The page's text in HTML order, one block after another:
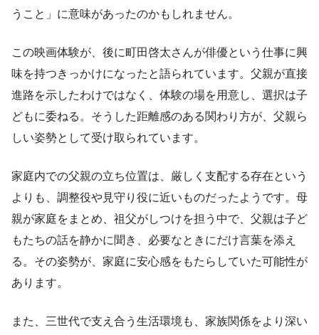
うこと」に意味があったのかもしれません。
この映画体験が、後に町田啓太さんが俳優という仕事に興
味を持つきっかけになったと語られています。父親が直接
進路を示したわけではなく、体験の場を用意し、選択は子
どもに委ねる。そうした距離感のある関わり方が、父親ら
しい姿勢として受け取られています。
家庭内での父親の立ち位置は、厳しく支配する存在という
よりも、調整役や見守り役に近いものだったようです。母
親が家庭をまとめ、祖父がしつけを担う中で、父親は子ど
もたちの話を静かに聞き、必要なときにだけ言葉を添え
る。その姿勢が、家庭に安心感をもたらしていた可能性が
あります。
また、三世代で支え合う生活環境も、家族関係をより深い